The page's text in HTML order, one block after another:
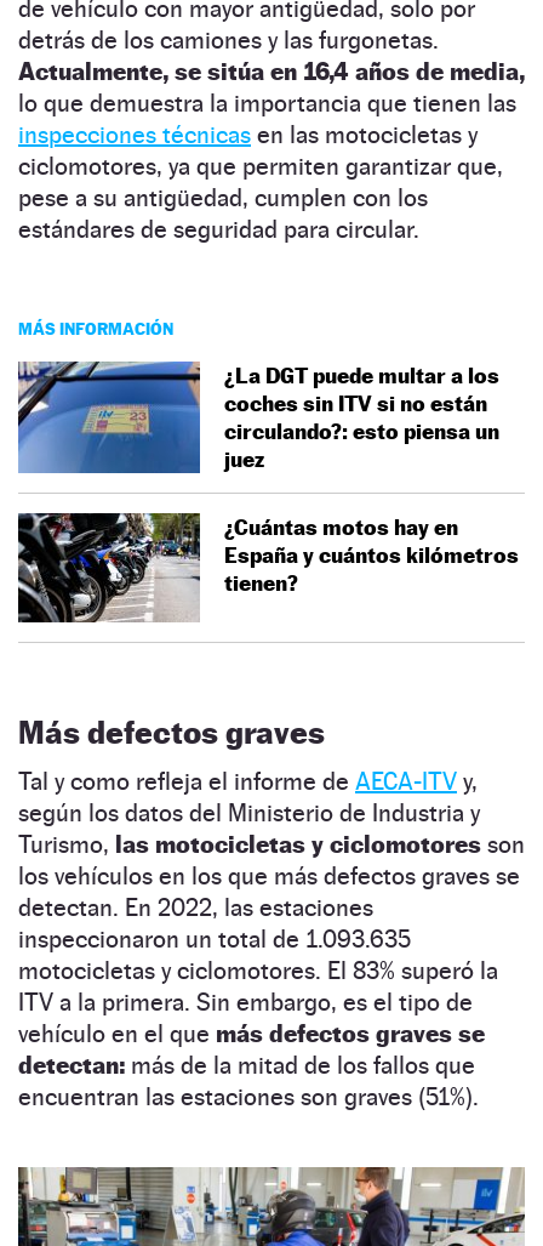
de vehículo con mayor antigüedad, solo por
detrás de los camiones y las furgonetas.
Actualmente, se sitúa en 16,4 años de media,
lo que demuestra la importancia que tienen las
inspecciones técnicas en las motocicletas y
ciclomotores, ya que permiten garantizar que,
pese a su antigüedad, cumplen con los
estándares de seguridad para circular.
MÁS INFORMACIÓN
¿La DGT puede multar a los
coches sin ITV si no están
circulando?: esto piensa un
juez
¿Cuántas motos hay en
España y cuántos kilómetros
tienen?
Más defectos graves
Tal y como refleja el informe de AECA-ITV y,
según los datos del Ministerio de Industria y
Turismo, las motocicletas y ciclomotores son
los vehículos en los que más defectos graves se
detectan. En 2022, las estaciones
inspeccionaron un total de 1.093.635
motocicletas y ciclomotores. El 83% superó la
ITV a la primera. Sin embargo, es el tipo de
vehículo en el que más defectos graves se
detectan: más de la mitad de los fallos que
encuentran las estaciones son graves (51%).